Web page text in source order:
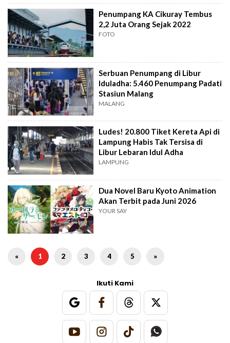
Penumpang KA Cikuray Tembus
2,2 Juta Orang Sejak 2022
FOTO
Serbuan Penumpang di Libur
Iduladha: 5.460 Penumpang Padati
Stasiun Malang
MALANG
Ludes! 20.800 Tiket Kereta Api di
Lampung Habis Tak Tersisa di
Libur Lebaran Idul Adha
LAMPUNG
Dua Novel Baru Kyoto Animation
Akan Terbit pada Juni 2026
YOUR SAY
« 1 2 3 4 5 »
Ikuti Kami